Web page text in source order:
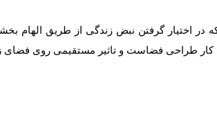
اختیار گرفتن نبض زندگی از طریق الهام
کار طراحی فضاست و تاثیر مستقیمی روی فضای